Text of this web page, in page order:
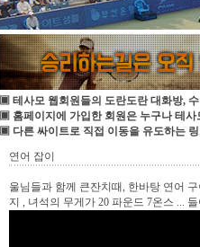
▣ 테사모 웹회원들의 도란도란 대화방,
▣ 홈페이지에 가입한 회원은 누구나 테사
▣ 다른 싸이트로 직접 이동을 유도하는
연어 잡이
울님들과 함께 큰잔치때, 한바탕 연어
지 , 녀석의 무게가 20 파운드 7온스 ...